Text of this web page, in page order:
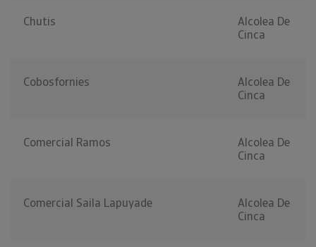
Chutis
Alcolea De
Cinca
Cobosfornies
Alcolea De
Cinca
Comercial Ramos
Alcolea De
Cinca
Comercial Saila Lapuyade
Alcolea De
Cinca